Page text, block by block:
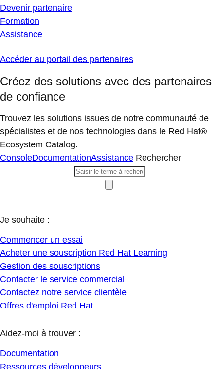
Devenir partenaire
Formation
Assistance
Accéder au portail des partenaires
Créez des solutions avec des partenaires
de confiance
Trouvez les solutions issues de notre communauté de
spécialistes et de nos technologies dans le Red Hat®
Ecosystem Catalog.
ConsoleDocumentationAssistance Rechercher
Je souhaite :
Commencer un essai
Acheter une souscription Red Hat Learning
Gestion des souscriptions
Contacter le service commercial
Contactez notre service clientèle
Offres d'emploi Red Hat
Aidez-moi à trouver :
Documentation
Ressources développeurs